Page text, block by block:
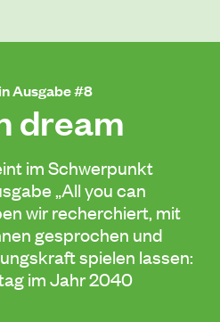
Ausgabe #8
dream
im Schwerpunkt
„All you can
wir recherchiert, mit
gesprochen und
spielen lassen:
im Jahr 2040